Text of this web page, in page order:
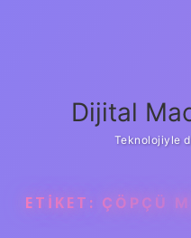
Dijital
Teknolojiyle
ETIKET: ÇÖPÇÜ